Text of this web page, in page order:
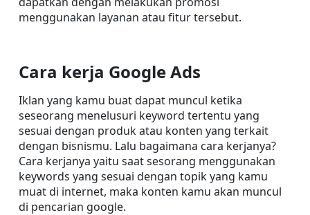
menggunakan layanan atau fitur tersebut.
Cara kerja Google Ads
Iklan yang kamu buat dapat muncul ketika
seseorang menelusuri keyword tertentu yang
sesuai dengan produk atau konten yang terkait
dengan bisnismu. Lalu bagaimana cara kerjanya?
Cara kerjanya yaitu saat sesorang menggunakan
keywords yang sesuai dengan topik yang kamu
muat di internet, maka konten kamu akan muncul
di pencarian google.